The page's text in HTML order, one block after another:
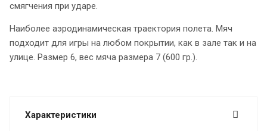
смягчения при ударе.
Наиболее аэродинамическая траектория полета. Мяч
подходит для игры на любом покрытии, как в зале так и на
улице. Размер 6, вес мяча размера 7 (600 гр.).
Характеристики